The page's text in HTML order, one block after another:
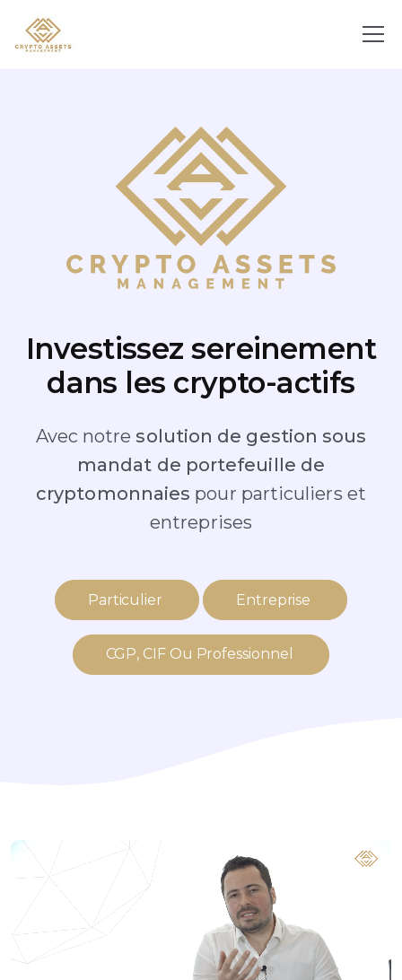
Investissez sereinement
dans les crypto-actifs
Avec notre solution de gestion sous
mandat de portefeuille de
cryptomonnaies pour particuliers et
entreprises
Particulier Entreprise
CGP, CIF Ou Professionnel